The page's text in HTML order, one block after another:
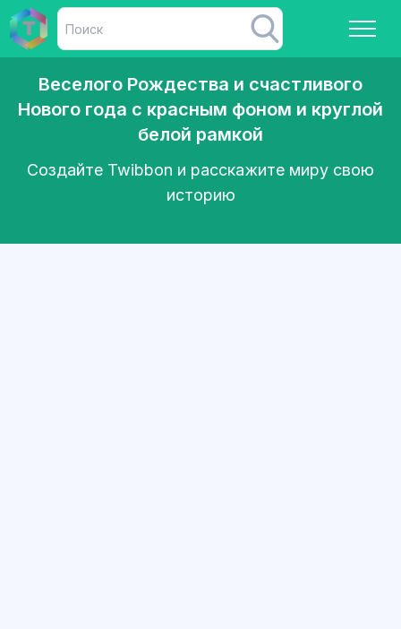
Веселого Рождества и счастливого
Нового года с красным фоном и круглой
белой рамкой
Создайте Twibbon и расскажите миру свою
историю